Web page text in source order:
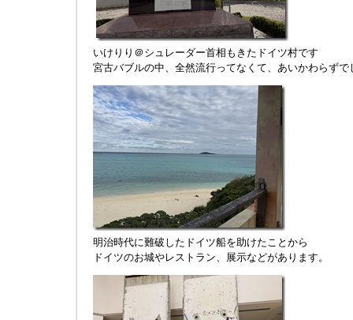
いけりり＠シュレーダー首相もきたドイツ村です
宮古バブルの中、全然流行ってなくて、あいかわらずで
明治時代に難破したドイツ船を助けたことから
ドイツのお城やレストラン、展示などがあります。